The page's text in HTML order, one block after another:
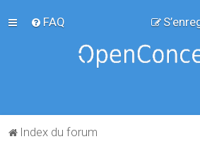
FAQ
Index du forum